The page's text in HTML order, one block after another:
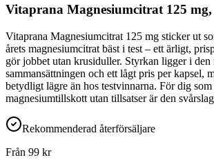
Vitaprana Magnesiumcitrat 125
Vitaprana Magnesiumcitrat 125 mg sticker ut
årets magnesiumcitrat bäst i test – ett ärligt,
gör jobbet utan krusiduller. Styrkan ligger i den
sammansättningen och ett lågt pris per kapsel,
betydligt lägre än hos testvinnarna. För dig
magnesiumtillskott utan tillsatser är den
Rekommenderad återförsäljare
Från 99 kr